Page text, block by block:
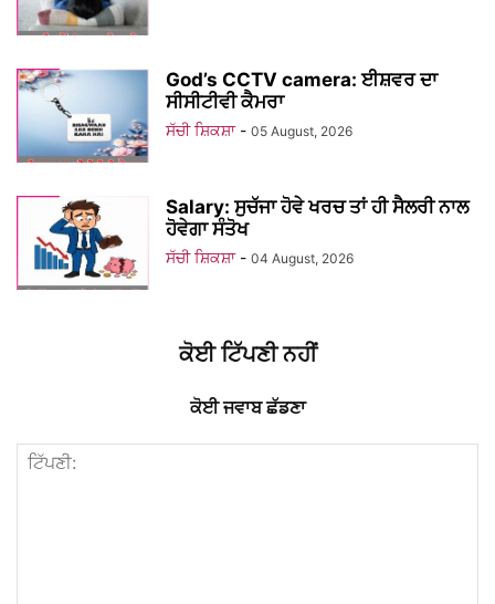
God’s CCTV camera: ਈਸ਼ਵਰ ਦਾ
ਸੀਸੀਟੀਵੀ ਕੈਮਰਾ
ਸੱਚੀ ਸ਼ਿਕਸ਼ਾ - 05 August, 2026
Salary: ਸੁਚੱਜਾ ਹੋਵੇ ਖਰਚ ਤਾਂ ਹੀ ਸੈਲਰੀ ਨਾਲ
ਹੋਵੇਗਾ ਸੰਤੋਖ
ਸੱਚੀ ਸ਼ਿਕਸ਼ਾ - 04 August, 2026
ਕੋਈ ਟਿੱਪਣੀ ਨਹੀਂ
ਕੋਈ ਜਵਾਬ ਛੱਡਣਾ